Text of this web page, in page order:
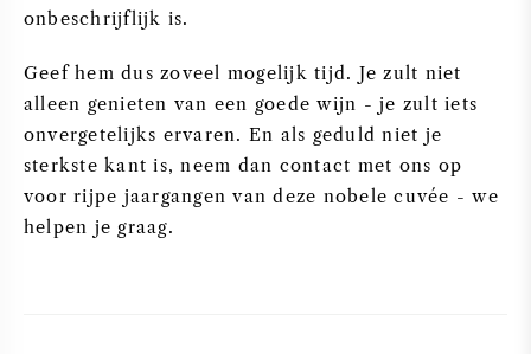
onbeschrijflijk is.
Geef hem dus zoveel mogelijk tijd. Je zult niet
alleen genieten van een goede wijn - je zult iets
onvergetelijks ervaren. En als geduld niet je
sterkste kant is, neem dan contact met ons op
voor rijpe jaargangen van deze nobele cuvée - we
helpen je graag.